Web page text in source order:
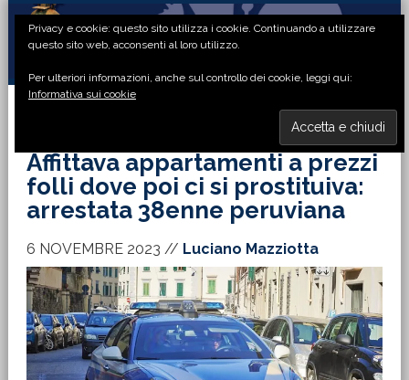
Passa
primaria
Passa
principale
Passa
laterale
Passa
di
Affittava appartamenti a prezzi
folli dove poi ci si prostituiva:
arrestata 38enne peruviana
6 NOVEMBRE 2023 // Luciano Mazziotta
Privacy e cookie: questo sito utilizza i cookie. Continuando a utilizzare
questo sito web, acconsenti al loro utilizzo.
Per ulteriori informazioni, anche sul controllo dei cookie, leggi qui:
Informativa sui cookie